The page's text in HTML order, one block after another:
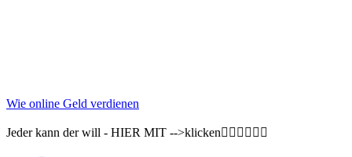
Wie online Geld verdienen
Jeder kann der will - HIER MIT -->klicken👇🏽👇🏽👇🏽